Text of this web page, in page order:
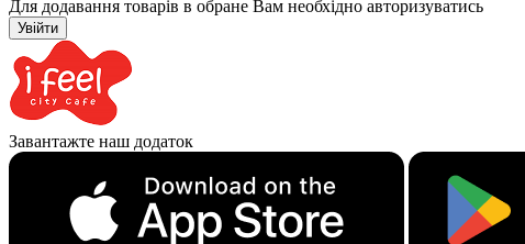
Для додавання товарів в обране Вам необхідно авторизуватись
Увійти
Завантажте наш додаток